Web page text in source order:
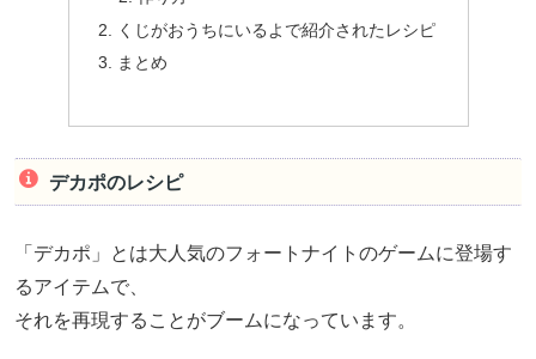
くじがおうちにいるよで紹介されたレシピ
まとめ
デカポのレシピ
「デカポ」とは大人気のフォートナイトのゲームに登場す
るアイテムで、
それを再現することがブームになっています。